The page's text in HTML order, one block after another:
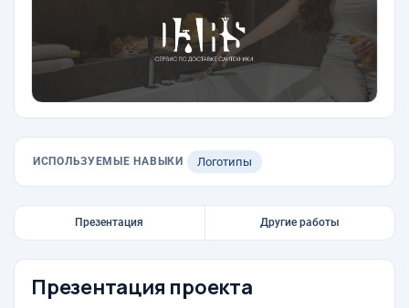
ИСПОЛЬЗУЕМЫЕ НАВЫКИ Логотипы
Презентация Другие работы
Презентация проекта